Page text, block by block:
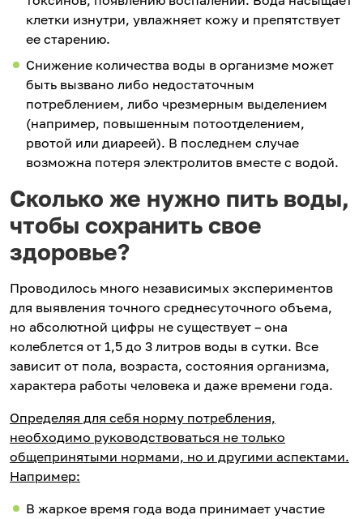
клетки изнутри, увлажняет кожу и препятствует
ее старению.
Снижение количества воды в организме может
быть вызвано либо недостаточным
потреблением, либо чрезмерным выделением
(например, повышенным потоотделением,
рвотой или диареей). В последнем случае
возможна потеря электролитов вместе с водой.
Сколько же нужно пить воды,
чтобы сохранить свое
здоровье?
Проводилось много независимых экспериментов
для выявления точного среднесуточного объема,
но абсолютной цифры не существует – она
колеблется от 1,5 до 3 литров воды в сутки. Все
зависит от пола, возраста, состояния организма,
характера работы человека и даже времени года.
Определяя для себя норму потребления,
необходимо руководствоваться не только
общепринятыми нормами, но и другими аспектами.
Например:
В жаркое время года вода принимает участие